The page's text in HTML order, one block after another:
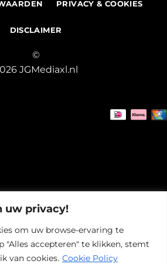
uw privacy!
om uw browse-ervaring te
"Alles accepteren" te klikken, stemt
van cookies. Cookie Policy
PRIVACY & COOKIES
DISCLAIMER
©
JGMediaxl.nl